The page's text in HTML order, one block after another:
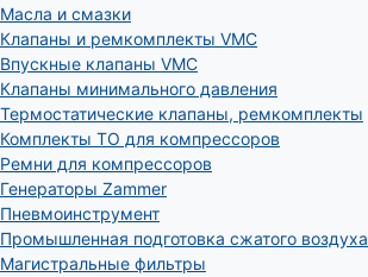
Масла и смазки
Клапаны и ремкомплекты VMC
Впускные клапаны VMC
Клапаны минимального давления
Термостатические клапаны, ремкомплекты
Комплекты ТО для компрессоров
Ремни для компрессоров
Генераторы Zammer
Пневмоинструмент
Промышленная подготовка сжатого воздуха
Магистральные фильтры